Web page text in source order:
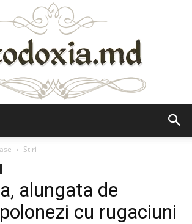
Stiri
alungata de
cu rugaciuni